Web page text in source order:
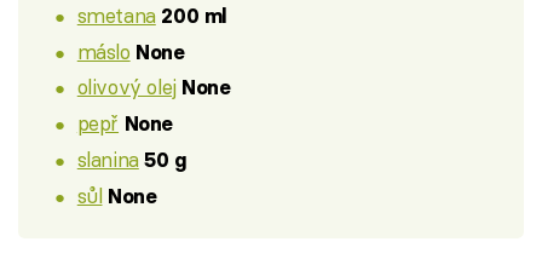
smetana 200 ml
máslo None
olivový olej None
pepř None
slanina 50 g
sůl None